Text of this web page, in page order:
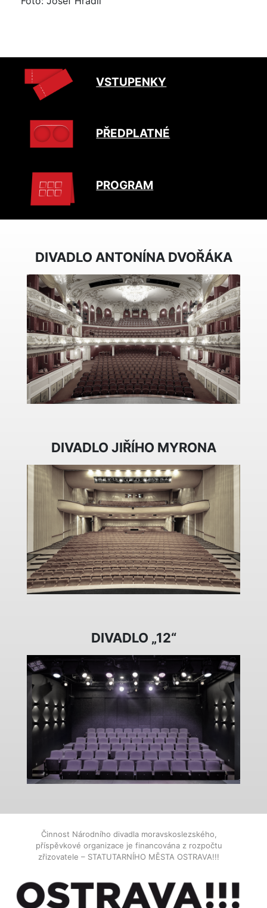
VSTUPENKY
PŘEDPLATNÉ
PROGRAM
DIVADLO ANTONÍNA DVOŘÁKA
DIVADLO JIŘÍHO MYRONA
DIVADLO „12“
Činnost Národního divadla moravskoslezského,
příspěvkové organizace je financována z rozpočtu
zřizovatele – STATUTARNÍHO MĚSTA OSTRAVA!!!